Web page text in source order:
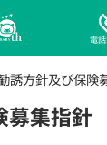
電
誘方針及び保険
募集指針